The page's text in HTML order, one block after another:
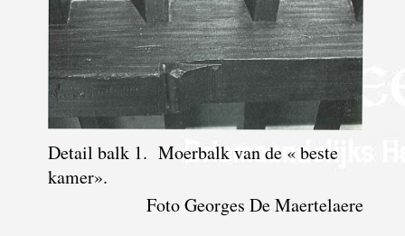
Detail balk 1. Moerbalk van de « beste
kamer».
Foto Georges De Maertelaere